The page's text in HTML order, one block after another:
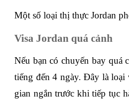
Một số loại thị thực Jordan
Visa Jordan quá cảnh
Nếu bạn có chuyến bay quá
tiếng đến 4 ngày. Đây là loại
gian ngắn trước khi tiếp tục